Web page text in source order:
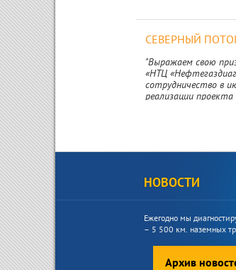
СЕВЕРНЫЙ
"Выражаем свою
«НТЦ
сотрудничество в
реализации
НОВОСТИ
Ежегодно мы
– 5 500 км. наземных
Архив